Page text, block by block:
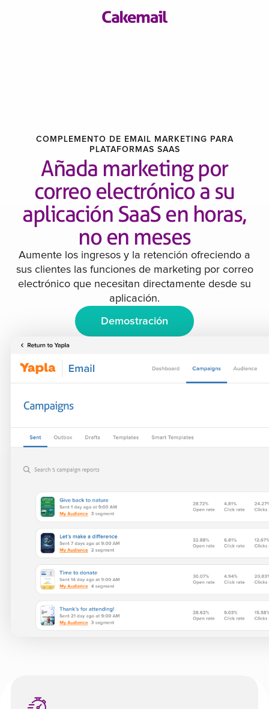
COMPLEMENTO DE EMAIL MARKETING PARA
PLATAFORMAS SAAS
Añada marketing por
correo electrónico a su
aplicación SaaS en horas,
no en meses
Aumente los ingresos y la retención ofreciendo a
sus clientes las funciones de marketing por correo
electrónico que necesitan directamente desde su
aplicación.
Demostración